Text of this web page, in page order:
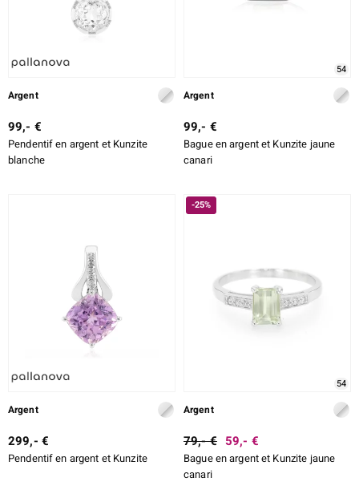
Argent
99,- €
Pendentif en argent et Kunzite
blanche
54
Argent
99,- €
Bague en argent et Kunzite jaune
canari
Argent
299,- €
Pendentif en argent et Kunzite
-25%
54
Argent
79,- € 59,- €
Bague en argent et Kunzite jaune
canari